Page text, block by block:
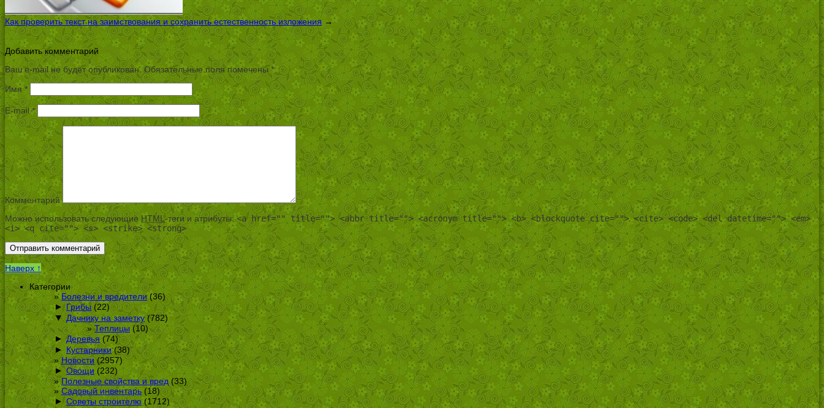
Как проверить текст на заимствования и сохранить естественность изложения →
Добавить комментарий
Ваш e-mail не будет опубликован.Обязательные поля помечены *
Имя*
E-mail*
Комментарий
Можно использовать следующие HTML-теги и атрибуты:<a href="" title=""> <abbr title=""> <acronym title=""> <b> <blockquote cite=""> <cite> <code> <del datetime=""> <em>
<i> <q cite=""> <s> <strike> <strong>
Наверх ↑
Категории
Болезни и вредители (36)
► Грибы(22)
▼ Дачнику на заметку (782)
Теплицы (10)
► Деревья (74)
► Кустарники(38)
Новости(2957)
► Овощи(232)
Полезные свойства и вред (33)
Садовый инвентарь (18)
► Советы строителю(1712)